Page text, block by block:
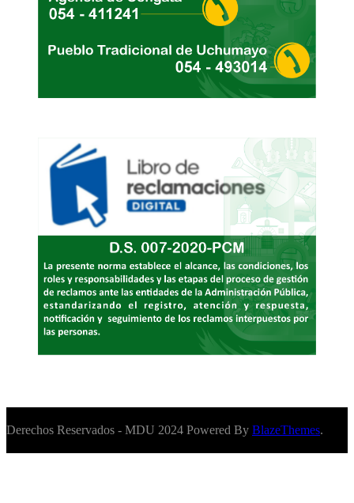
Derechos Reservados - MDU 2024 Powered By BlazeThemes.